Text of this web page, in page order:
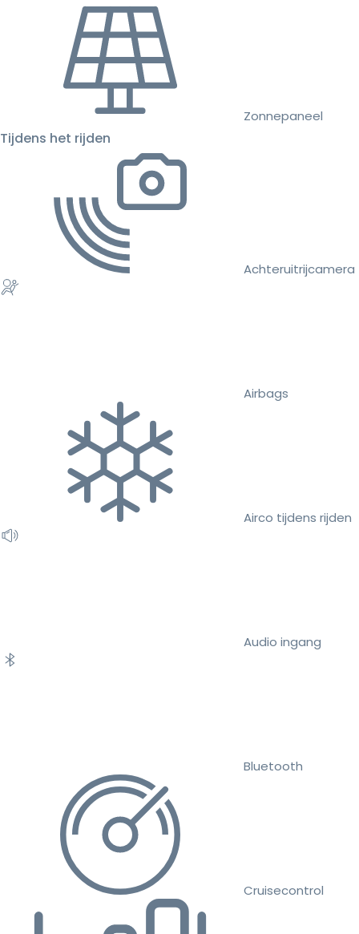
Zonnepaneel
Tijdens het rijden
Achteruitrijcamera
Airbags
Airco tijdens rijden
Audio ingang
Bluetooth
Cruisecontrol